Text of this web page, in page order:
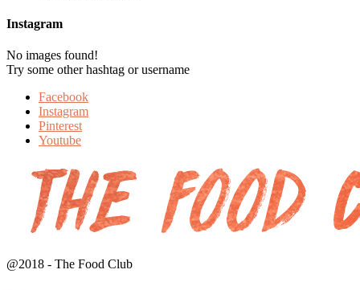
Instagram
No images found!
Try some other hashtag or username
Facebook
Instagram
Pinterest
Youtube
@2018 - The Food Club